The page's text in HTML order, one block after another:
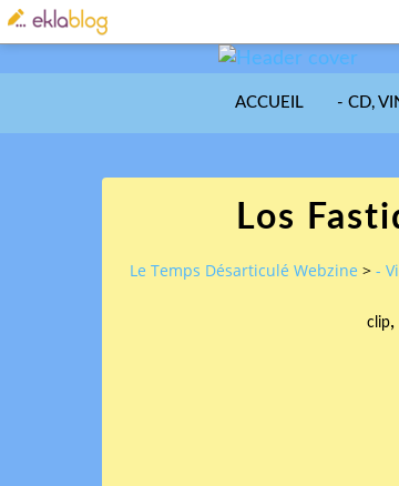
ACCUEIL - CD,
Los
Le Temps Désarticulé Webzine > -
clip,